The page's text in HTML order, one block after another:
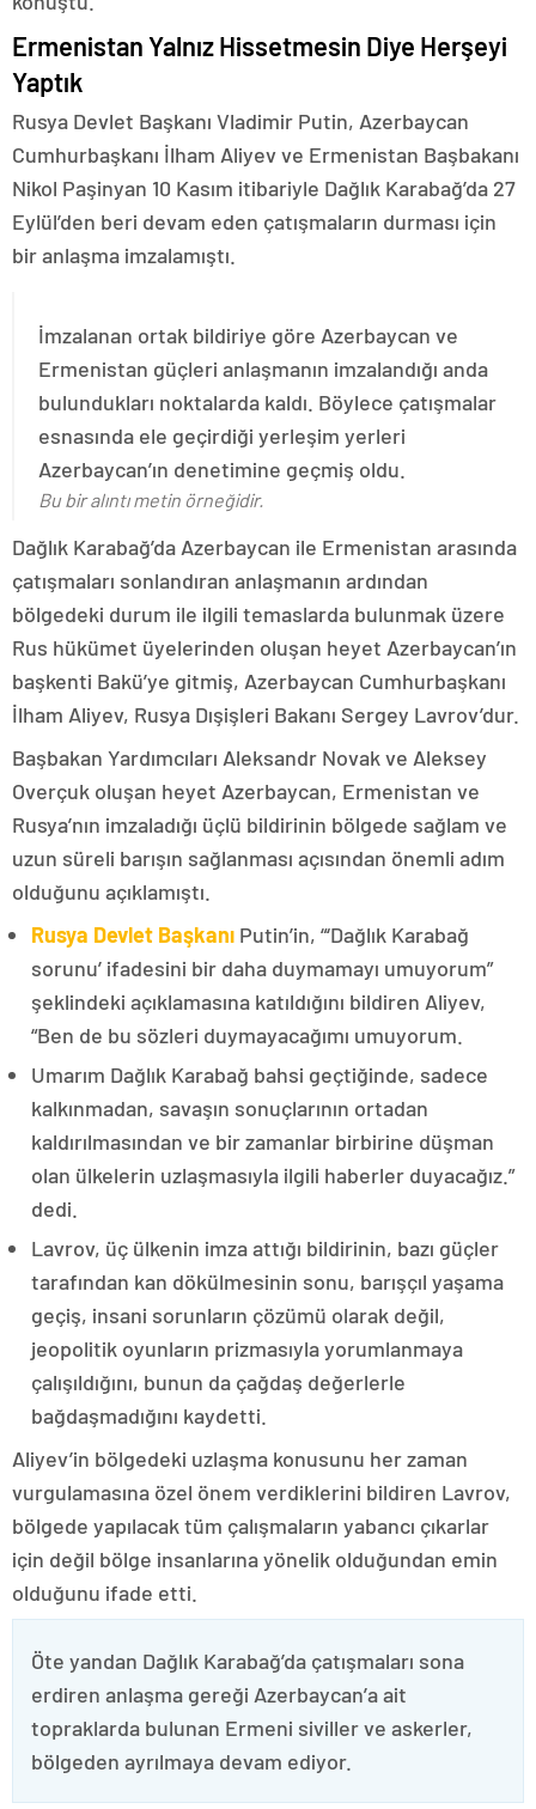
Ermenistan Yalnız Hissetmesin Diye Herşeyi
Yaptık
Rusya Devlet Başkanı Vladimir Putin, Azerbaycan
Cumhurbaşkanı İlham Aliyev ve Ermenistan Başbakanı
Nikol Paşinyan 10 Kasım itibariyle Dağlık Karabağ’da 27
Eylül’den beri devam eden çatışmaların durması için
bir anlaşma imzalamıştı.
İmzalanan ortak bildiriye göre Azerbaycan ve
Ermenistan güçleri anlaşmanın imzalandığı anda
bulundukları noktalarda kaldı. Böylece çatışmalar
esnasında ele geçirdiği yerleşim yerleri
Azerbaycan’ın denetimine geçmiş oldu.
Bu bir alıntı metin örneğidir.
Dağlık Karabağ’da Azerbaycan ile Ermenistan arasında
çatışmaları sonlandıran anlaşmanın ardından
bölgedeki durum ile ilgili temaslarda bulunmak üzere
Rus hükümet üyelerinden oluşan heyet Azerbaycan’ın
başkenti Bakü’ye gitmiş, Azerbaycan Cumhurbaşkanı
İlham Aliyev, Rusya Dışişleri Bakanı Sergey Lavrov’dur.
Başbakan Yardımcıları Aleksandr Novak ve Aleksey
Overçuk oluşan heyet Azerbaycan, Ermenistan ve
Rusya’nın imzaladığı üçlü bildirinin bölgede sağlam ve
uzun süreli barışın sağlanması açısından önemli adım
olduğunu açıklamıştı.
Rusya Devlet Başkanı Putin’in, “‘Dağlık Karabağ
sorunu’ ifadesini bir daha duymamayı umuyorum”
şeklindeki açıklamasına katıldığını bildiren Aliyev,
“Ben de bu sözleri duymayacağımı umuyorum.
Umarım Dağlık Karabağ bahsi geçtiğinde, sadece
kalkınmadan, savaşın sonuçlarının ortadan
kaldırılmasından ve bir zamanlar birbirine düşman
olan ülkelerin uzlaşmasıyla ilgili haberler duyacağız.”
dedi.
Lavrov, üç ülkenin imza attığı bildirinin, bazı güçler
tarafından kan dökülmesinin sonu, barışçıl yaşama
geçiş, insani sorunların çözümü olarak değil,
jeopolitik oyunların prizmasıyla yorumlanmaya
çalışıldığını, bunun da çağdaş değerlerle
bağdaşmadığını kaydetti.
Aliyev’in bölgedeki uzlaşma konusunu her zaman
vurgulamasına özel önem verdiklerini bildiren Lavrov,
bölgede yapılacak tüm çalışmaların yabancı çıkarlar
için değil bölge insanlarına yönelik olduğundan emin
olduğunu ifade etti.
Öte yandan Dağlık Karabağ’da çatışmaları sona
erdiren anlaşma gereği Azerbaycan’a ait
topraklarda bulunan Ermeni siviller ve askerler,
bölgeden ayrılmaya devam ediyor.